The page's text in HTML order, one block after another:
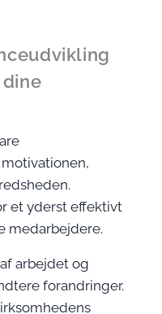
et yderst effektivt
medarbejdere.
arbejdet og
forandringer.